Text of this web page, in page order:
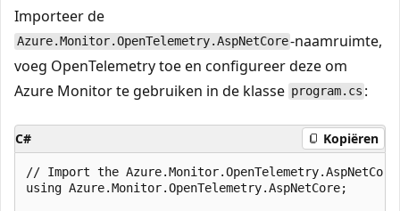
Importeer de
Azure.Monitor.OpenTelemetry.AspNetCore-naamruimte,
voeg OpenTelemetry toe en configureer deze om
Azure Monitor te gebruiken in de klasse program.cs :
C# Kopiëren
// Import the Azure.Monitor.OpenTelemetry.AspNetCore
using Azure.Monitor.OpenTelemetry.AspNetCore;